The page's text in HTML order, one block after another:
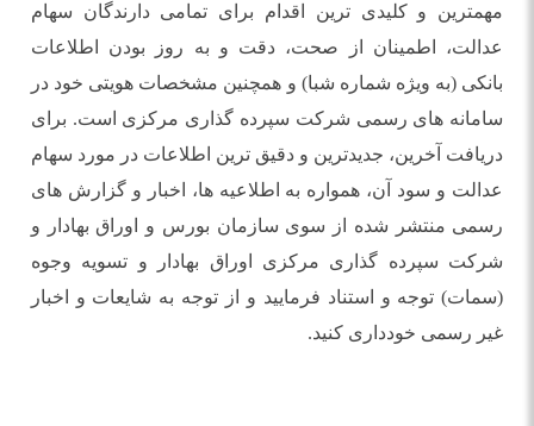
مهمترین و کلیدی ترین اقدام برای تمامی دارندگان سهام
عدالت، اطمینان از صحت، دقت و به روز بودن اطلاعات
بانکی (به ویژه شماره شبا) و همچنین مشخصات هویتی خود در
سامانه های رسمی شرکت سپرده گذاری مرکزی است. برای
دریافت آخرین، جدیدترین و دقیق ترین اطلاعات در مورد سهام
عدالت و سود آن، همواره به اطلاعیه ها، اخبار و گزارش های
رسمی منتشر شده از سوی سازمان بورس و اوراق بهادار و
شرکت سپرده گذاری مرکزی اوراق بهادار و تسویه وجوه
(سمات) توجه و استناد فرمایید و از توجه به شایعات و اخبار
غیر رسمی خودداری کنید.